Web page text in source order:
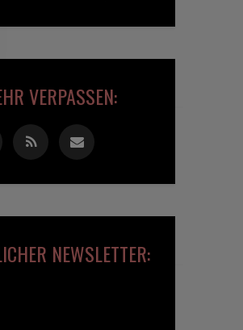
VERPASSEN:
NEWSLETTER: